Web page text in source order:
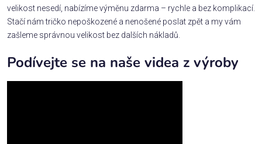
velikost nesedí, nabízíme výměnu zdarma – rychle a bez komplikací.
Stačí nám tričko nepoškozené a nenošené poslat zpět a my vám
zašleme správnou velikost bez dalších nákladů.
Podívejte se na naše videa z výroby